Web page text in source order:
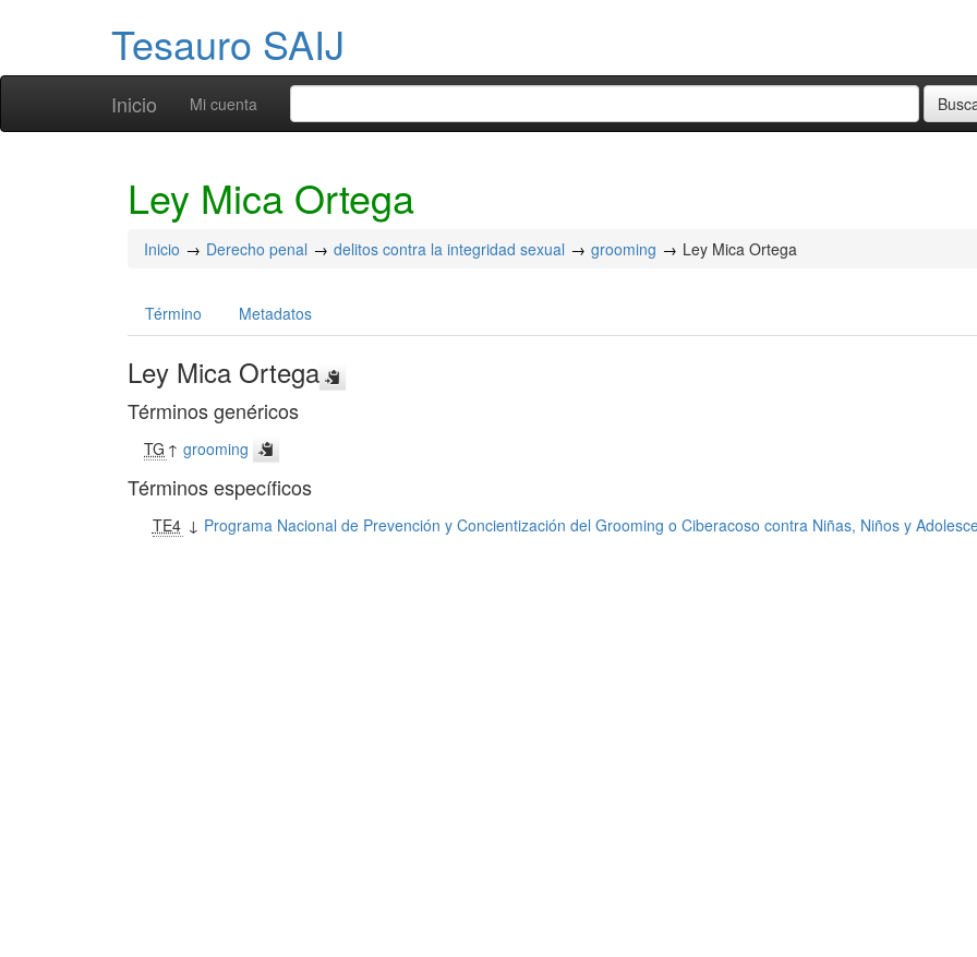
Tesauro SAIJ
Inicio Mi cuenta
Ley Mica Ortega
Inicio Derecho penal delitos contra la integridad sexual grooming Ley Mica Ortega
Término Metadatos
Ley Mica Ortega
Términos genéricos
TG ↑grooming
Términos específicos
TE4 ↓ Programa Nacional de Prevención y Concientización del Grooming o Ciberacoso contra Niñas, Niños y